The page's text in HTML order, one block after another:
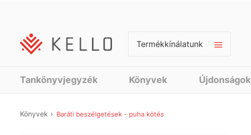
Termékkínálatunk
Tankönyvjegyzék Könyvek Újdonságok
Könyvek Baráti beszélgetések - puha kötés